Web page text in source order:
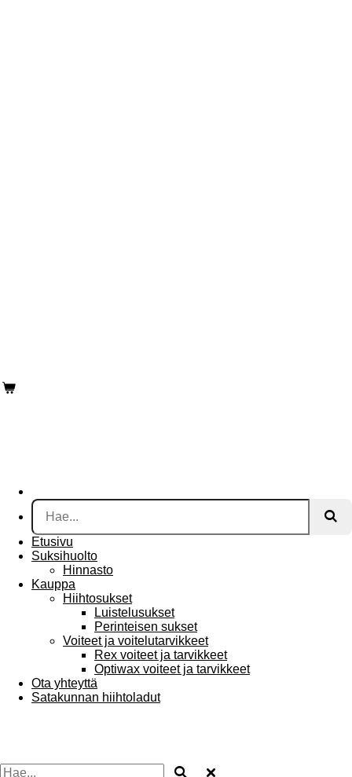
Etusivu
Suksihuolto
Hinnasto
Kauppa
Hiihtosukset
Luistelusukset
Perinteisen sukset
Voiteet ja voitelutarvikkeet
Rex voiteet ja tarvikkeet
Optiwax voiteet ja tarvikkeet
Ota yhteyttä
Satakunnan hiihtoladut